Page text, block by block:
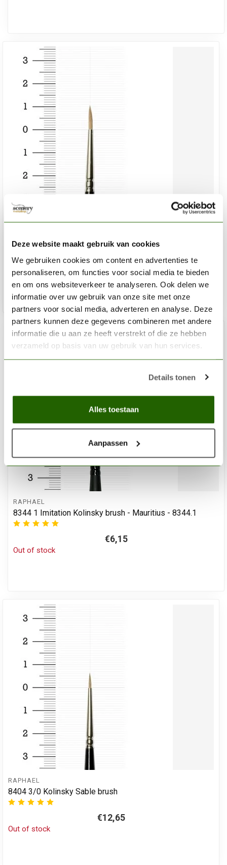
Deze website maakt gebruik van cookies
We gebruiken cookies om content en advertenties te
personaliseren, om functies voor social media te bieden
en om ons websiteverkeer te analyseren. Ook delen we
informatie over uw gebruik van onze site met onze
partners voor social media, adverteren en analyse. Deze
partners kunnen deze gegevens combineren met andere
informatie die u aan ze heeft verstrekt of die ze hebben
verzameld op basis van uw gebruik van hun services.
Details tonen
Alles toestaan
Aanpassen
RAPHAEL
€14,65
Out of stock
RAPHAEL
8344 1 Imitation Kolinsky brush - Mauritius - 8344.1
€6,15
Out of stock
RAPHAEL
8404 3/0 Kolinsky Sable brush
€12,65
Out of stock